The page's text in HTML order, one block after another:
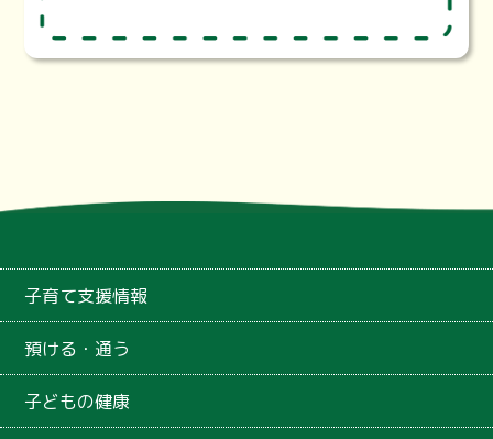
子育て支援情報
預ける・通う
子どもの健康